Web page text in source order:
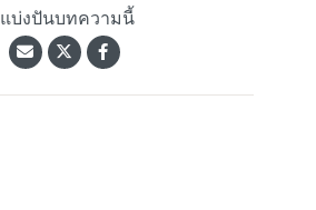
แบ่งปันบทความนี้